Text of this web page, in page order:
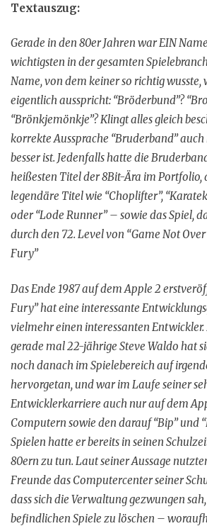
Textauszug:
Gerade in den 80er Jahren war EIN
wichtigsten in der gesamten
Name, von dem keiner so richtig wusste,
eigentlich ausspricht: “Bröderbund”?
“Brönkjemönkje”? Klingt alles gleich
korrekte Aussprache “Bruderband”
besser ist. Jedenfalls hatte die
heißesten Titel der 8Bit-Ära im Portfolio,
legendäre Titel wie “Choplifter”,
oder “Lode Runner” – sowie das Spiel,
durch den 72. Level von “Game Not
Fury”
Das Ende 1987 auf dem Apple 2
Fury” hat eine interessante
vielmehr einen interessanten
gerade mal 22-jährige Steve Waldo hat
noch danach im Spielebereich auf
hervorgetan, und war im Laufe seiner
Entwicklerkarriere auch nur auf dem
Computern sowie den darauf “Bip” und
Spielen hatte er bereits in seinen
80ern zu tun. Laut seiner Aussage
Freunde das Computercenter seiner
dass sich die Verwaltung gezwungen
befindlichen Spiele zu löschen –